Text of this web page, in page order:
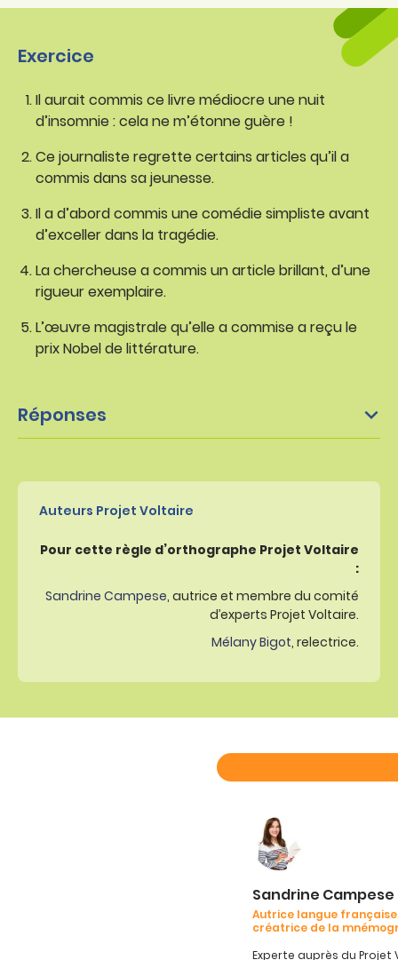
Exercice
Il aurait commis ce livre médiocre une nuit
d’insomnie : cela ne m’étonne guère !
Ce journaliste regrette certains articles qu’il a
commis dans sa jeunesse.
Il a d’abord commis une comédie simpliste avant
d’exceller dans la tragédie.
La chercheuse a commis un article brillant, d’une
rigueur exemplaire.
L’œuvre magistrale qu’elle a commise a reçu le
prix Nobel de littérature.
Réponses
Auteurs Projet Voltaire
Pour cette règle d’orthographe Projet Voltaire
:
Sandrine Campese, autrice et membre du comité
d’experts Projet Voltaire.
Mélany Bigot, relectrice.
Sandrine Campese
Autrice langue
créatrice de la
Experte auprès du Projet